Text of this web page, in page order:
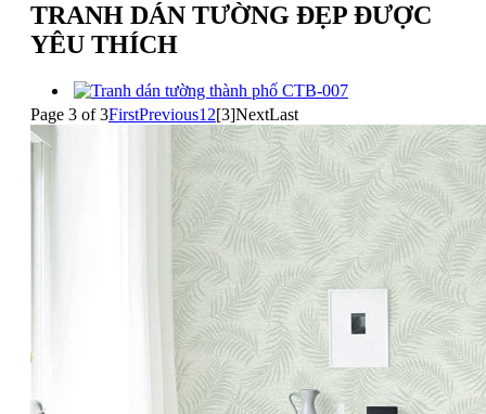
TRANH DÁN TƯỜNG ĐẸP ĐƯỢC
YÊU THÍCH
Page 3 of 3FirstPrevious1 2[3]NextLast